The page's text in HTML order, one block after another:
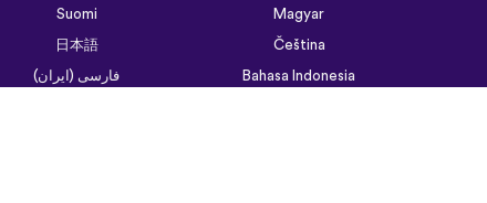
Suomi
Magyar
日本語
Čeština
فارسی (ایران)
Bahasa Indonesia